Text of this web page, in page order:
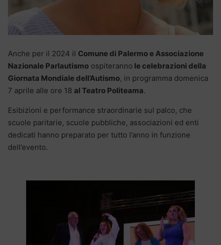
Anche per il 2024 il Comune di Palermo e Associazione
Nazionale Parlautismo ospiteranno le celebrazioni della
Giornata Mondiale dell’Autismo, in programma domenica
7 aprile alle ore 18 al Teatro Politeama.
Esibizioni e performance straordinarie sul palco, che
scuole paritarie, scuole pubbliche, associazioni ed enti
dedicati hanno preparato per tutto l’anno in funzione
dell’evento.